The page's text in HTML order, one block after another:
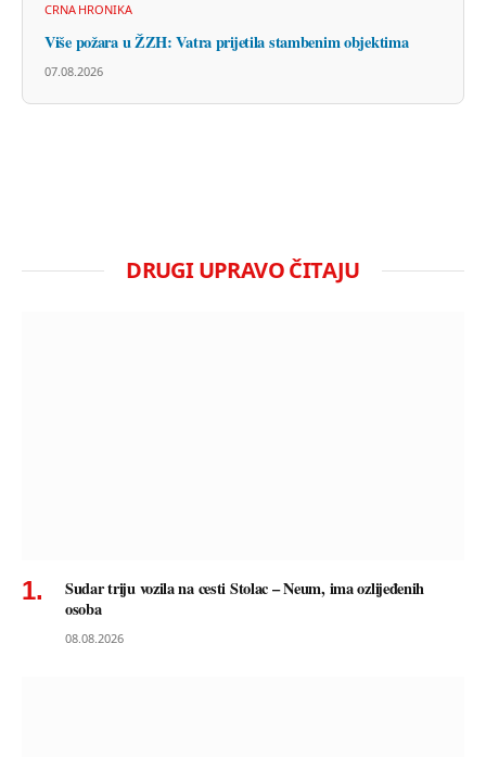
CRNA HRONIKA
Više požara u ŽZH: Vatra prijetila stambenim objektima
07.08.2026
DRUGI UPRAVO ČITAJU
Sudar triju vozila na cesti Stolac – Neum, ima ozlijeđenih
osoba
08.08.2026